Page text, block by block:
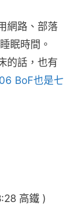
網路、部落
眠時間。
的話，也有
BoF也是七
高鐵 )